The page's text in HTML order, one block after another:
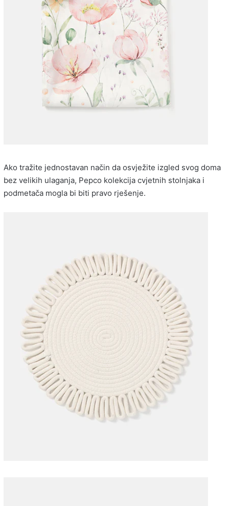
Ako tražite jednostavan način da osvježite izgled svog doma
bez velikih ulaganja, Pepco kolekcija cvjetnih stolnjaka i
podmetača mogla bi biti pravo rješenje.